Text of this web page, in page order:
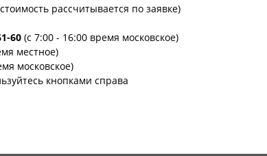
рассчитывается по заявке)
60 (с 7:00 - 16:00 время московское)
местное)
московское)
кнопками справа